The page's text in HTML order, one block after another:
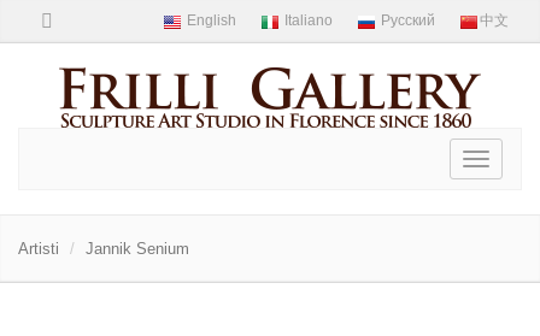
Toggle
Artisti Jannik Senium